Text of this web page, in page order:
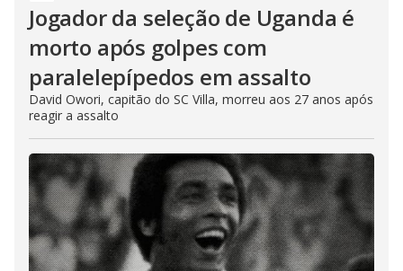
Jogador da seleção de Uganda é
morto após golpes com
paralelepípedos em assalto
David Owori, capitão do SC Villa, morreu aos 27 anos após
reagir a assalto